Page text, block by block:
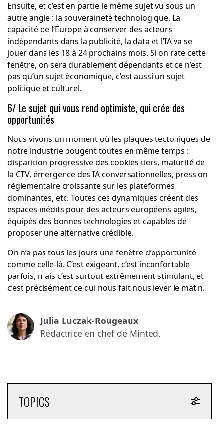
Ensuite, et c’est en partie le même sujet vu sous un
autre angle : la souveraineté technologique. La
capacité de l’Europe à conserver des acteurs
indépendants dans la publicité, la data et l’IA va se
jouer dans les 18 à 24 prochains mois. Si on rate cette
fenêtre, on sera durablement dépendants et ce n’est
pas qu’un sujet économique, c’est aussi un sujet
politique et culturel.
6/ Le sujet qui vous rend optimiste, qui crée des
opportunités
Nous vivons un moment où les plaques tectoniques de
notre industrie bougent toutes en même temps :
disparition progressive des cookies tiers, maturité de
la CTV, émergence des IA conversationnelles, pression
réglementaire croissante sur les plateformes
dominantes, etc. Toutes ces dynamiques créent des
espaces inédits pour des acteurs européens agiles,
équipés des bonnes technologies et capables de
proposer une alternative crédible.
On n’a pas tous les jours une fenêtre d’opportunité
comme celle-là. C’est exigeant, c’est inconfortable
parfois, mais c’est surtout extrêmement stimulant, et
c’est précisément ce qui nous fait nous lever le matin.
Julia Luczak-Rougeaux
Rédactrice en chef de Minted.
TOPICS